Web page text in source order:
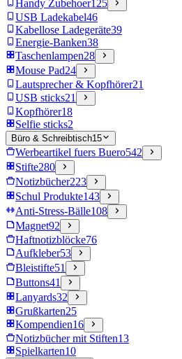
Handy Zubehoer125
USB Ladekabel46
Kabellose Ladegeräte39
Energie-Banken38
Taschenlampen28
Mouse Pad24
Lautsprecher & Kopfhörer21
USB sticks21
Kopfhörer18
Selfie sticks2
Büro & Schreibtisch15
Werbeartikel fuers Buero542
Stifte280
Notizbücher223
Schul Produkte143
Anti-Stress-Bälle108
Magnet92
Haftnotizblöcke76
Aufkleber53
Bleistifte51
Buttons41
Lanyards32
Grußkarten25
Kompendien16
Notizbücher mit Stiften13
Spielkarten10